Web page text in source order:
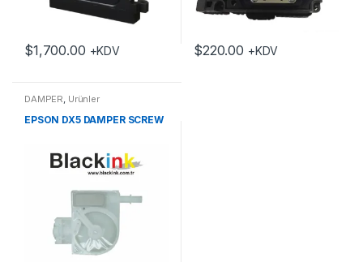
$1,700.00 +KDV $220.00 +KDV
DAMPER, Ürünler
EPSON DX5 DAMPER SCREW